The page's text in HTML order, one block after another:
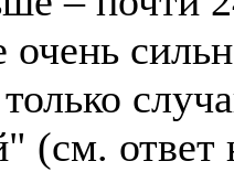
очень
(см. ответ